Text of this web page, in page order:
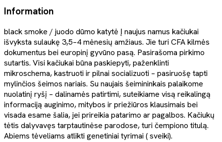
Information
black smoke / juodo dūmo katytė Į naujus namus kačiukai
išvyksta sulaukę 3,5–4 mėnesių amžiaus. Jie turi CFA kilmės
dokumentus bei europinį gyvūno pasą. Pasirašoma pirkimo
sutartis. Visi kačiukai būna paskiepyti, paženklinti
mikroschema, kastruoti ir pilnai socializuoti – pasiruošę tapti
mylinčios šeimos nariais. Su naujais šeimininkais palaikome
nuolatinį ryšį – dalinamės patirtimi, suteikiame visą reikalingą
informaciją auginimo, mitybos ir priežiūros klausimais bei
visada esame šalia, jei prireikia patarimo ar pagalbos. Kačiukų
tėtis dalyvavęs tarptautinėse parodose, turi čempiono titulą.
Abiems tėveliams atlikti genetiniai tyrimai ( sveiki).